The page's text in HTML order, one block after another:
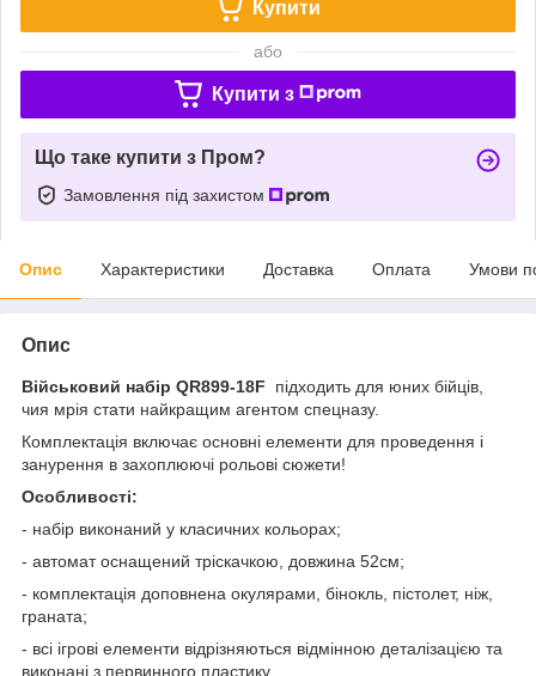
Купити
або
Купити з
Що таке купити з Пром?
Замовлення під захистом
Опис Характеристики Доставка Оплата Умови
Опис
Військовий набір QR899-18F підходить для юних бійців,
чия мрія стати найкращим агентом спецназу.
Комплектація включає основні елементи для проведення і
занурення в захоплюючі рольові сюжети!
Особливості:
- набір виконаний у класичних кольорах;
- автомат оснащений тріскачкою, довжина 52см;
- комплектація доповнена окулярами, бінокль, пістолет, ніж,
граната;
- всі ігрові елементи відрізняються відмінною деталізацією та
виконані з первинного пластику.